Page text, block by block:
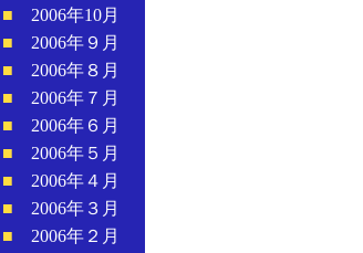
■ 2006年10月
■ 2006年９月
■ 2006年８月
■ 2006年７月
■ 2006年６月
■ 2006年５月
■ 2006年４月
■ 2006年３月
■ 2006年２月